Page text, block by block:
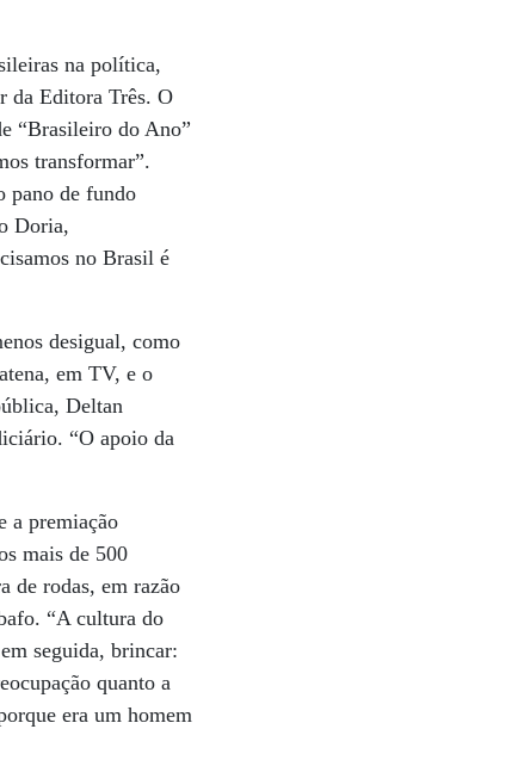
na política,
da Editora Três. O
“Brasileiro do Ano”
transformar”.
pano de fundo
Doria,
no Brasil é
desigual, como
em TV, e o
Deltan
“O apoio da
a premiação
mais de 500
de rodas, em razão
“A cultura do
seguida, brincar:
quanto a
era um homem